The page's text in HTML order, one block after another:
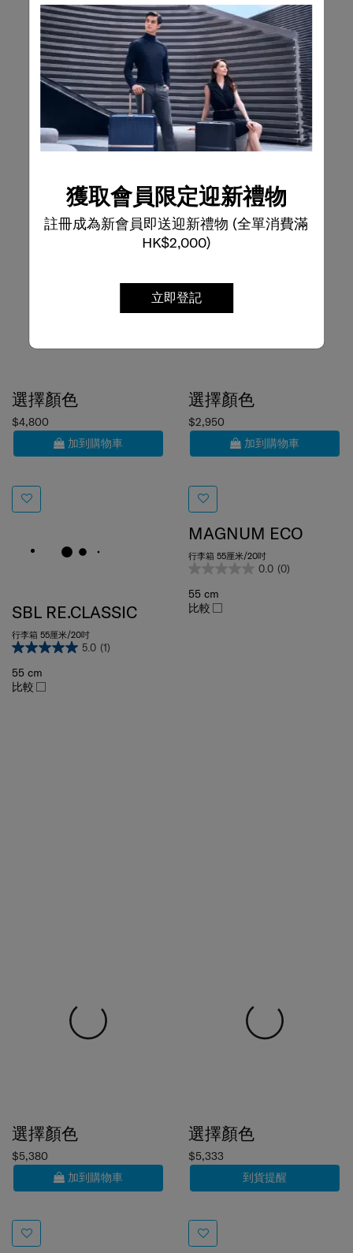
獲取會員限定迎新禮物
註冊成為新會員即送迎新禮物 (全單消費滿
HK$2,000)
立即登記
選擇顏色
$4,800
加到購物車
SBL RE.CLASSIC
行李箱 55厘米/20吋
5.0 (1)
55 cm
比較
選擇顏色
$2,950
加到購物車
MAGNUM ECO
行李箱 55厘米/20吋
0.0 (0)
55 cm
比較
選擇顏色
$5,380
加到購物車
選擇顏色
$5,333
到貨提醒